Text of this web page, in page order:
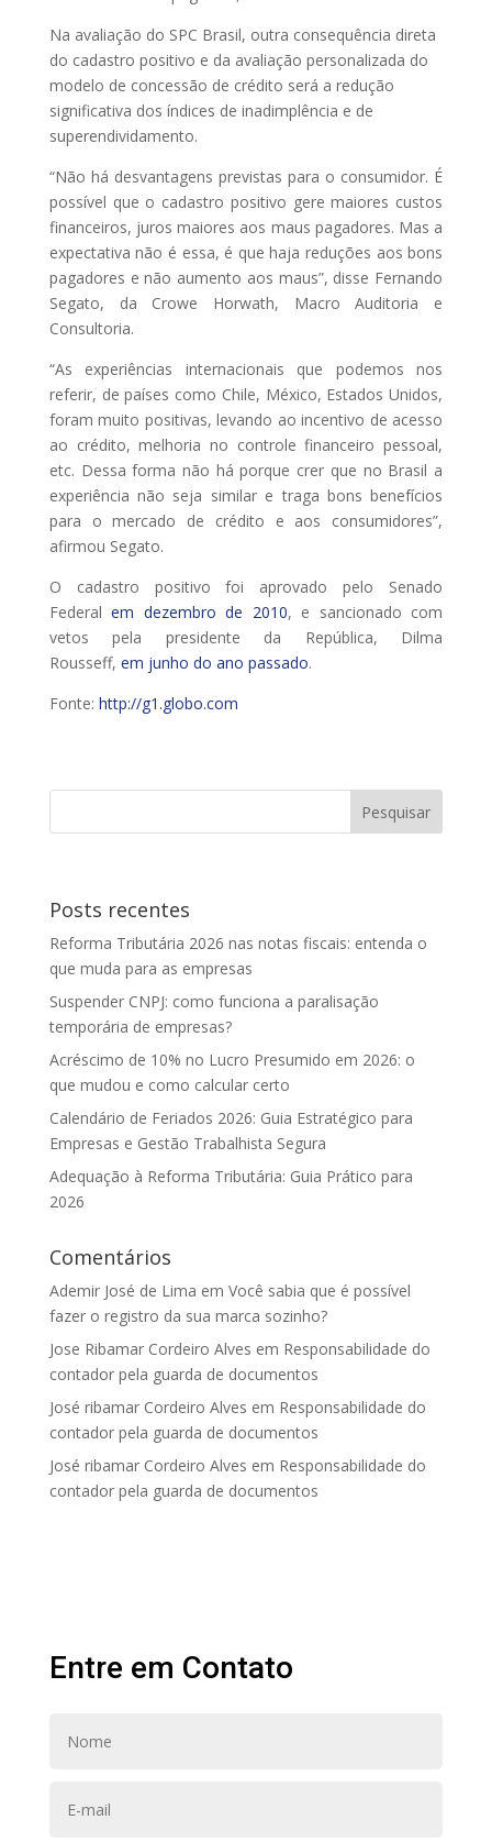
Na avaliação do SPC Brasil, outra consequência direta
do cadastro positivo e da avaliação personalizada do
modelo de concessão de crédito será a redução
significativa dos índices de inadimplência e de
superendividamento.
“Não há desvantagens previstas para o consumidor. É
possível que o cadastro positivo gere maiores custos
financeiros, juros maiores aos maus pagadores. Mas a
expectativa não é essa, é que haja reduções aos bons
pagadores e não aumento aos maus”, disse Fernando
Segato, da Crowe Horwath, Macro Auditoria e
Consultoria.
“As experiências internacionais que podemos nos
referir, de países como Chile, México, Estados Unidos,
foram muito positivas, levando ao incentivo de acesso
ao crédito, melhoria no controle financeiro pessoal,
etc. Dessa forma não há porque crer que no Brasil a
experiência não seja similar e traga bons benefícios
para o mercado de crédito e aos consumidores”,
afirmou Segato.
O cadastro positivo foi aprovado pelo Senado
Federalem dezembro de 2010, e sancionado com
vetos pela presidente da República, Dilma
Rousseff, em junho do ano passado.
Fonte: http://g1.globo.com
Posts recentes
Reforma Tributária 2026 nas notas fiscais: entenda o
que muda para as empresas
Suspender CNPJ: como funciona a paralisação
temporária de empresas?
Acréscimo de 10% no Lucro Presumido em 2026: o
que mudou e como calcular certo
Calendário de Feriados 2026: Guia Estratégico para
Empresas e Gestão Trabalhista Segura
Adequação à Reforma Tributária: Guia Prático para
2026
Comentários
Ademir José de Lima em Você sabia que é possível
fazer o registro da sua marca sozinho?
Jose Ribamar Cordeiro Alves em Responsabilidade do
contador pela guarda de documentos
José ribamar Cordeiro Alves em Responsabilidade do
contador pela guarda de documentos
José ribamar Cordeiro Alves em Responsabilidade do
contador pela guarda de documentos
Entre em Contato